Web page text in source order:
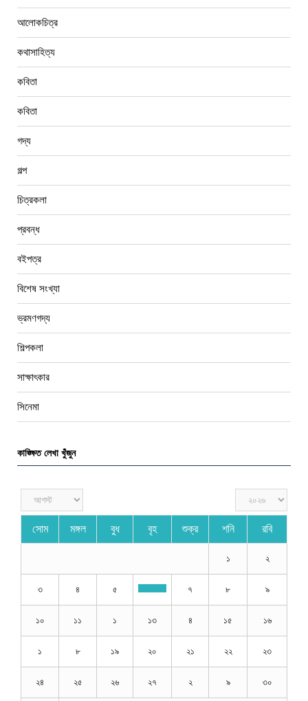
আলোকচিত্র
কথাসাহিত্য
কবিতা
কবিতা
গদ্য
গল্প
চিত্রকলা
প্রবন্ধ
বইপত্র
বিশেষ সংখ্যা
ভ্রমণগদ্য
শিল্পকলা
সাক্ষাৎকার
সিনেমা
কাঙ্ক্ষিত লেখা খুঁজুন
সোম মঙ্গল বুধ বৃহ শুক্র শনি রবি
১ ২
৩ ৪ ৫ ৭ ৮ ৯
১০ ১১ ১ ১৩ ৪ ১৫ ১৬
১ ৮ ১৯ ২০ ২১ ২২ ২৩
২৪ ২৫ ২৬ ২৭ ২ ৯ ৩০